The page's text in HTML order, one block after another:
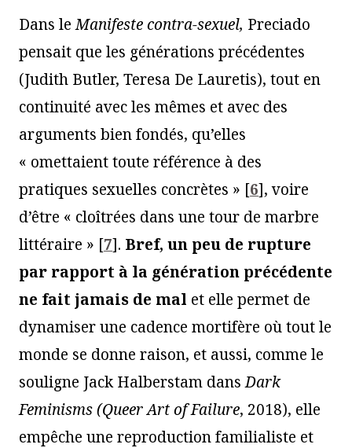
Dans leManifestecontra-sexuel, Preciado
pensait que les générations précédentes
(Judith Butler, Teresa De Lauretis), tout en
continuité avec les mêmes et avec des
arguments bien fondés, qu’elles
« omettaient toute référence à des
pratiques sexuelles concrètes » [6], voire
d’être « cloîtrées dans une tour de marbre
littéraire » [7]. Bref, un peu de rupture
par rapport à la génération précédente
ne fait jamais de mal et elle permet de
dynamiser une cadence mortifère où tout le
monde se donne raison, et aussi, comme le
souligne Jack Halberstam dansDark
Feminisms (Queer Art of Failure, 2018), elle
empêche une reproduction familialiste et